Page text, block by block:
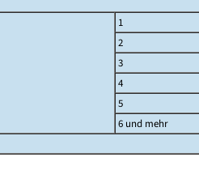
1
2
3
4
5
6 und mehr